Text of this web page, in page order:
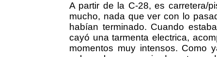
A partir de la C-28, es carretera/
mucho, nada que ver con lo
habían terminado. Cuando
cayó una tarmenta electrica,
momentos muy intensos. Como